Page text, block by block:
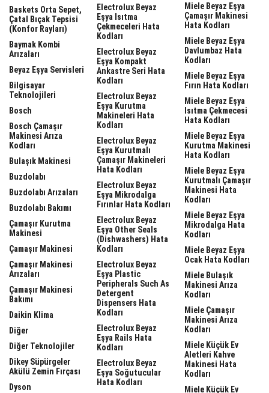
Baskets Orta Sepet,
Çatal Bıçak Tepsisi
(Konfor Rayları)
Baymak Kombi
Arızaları
Beyaz Eşya Servisleri
Bilgisayar
Teknolojileri
Bosch
Bosch Çamaşır
Makinesi Arıza
Kodları
Bulaşık Makinesi
Buzdolabı
Buzdolabı Arızaları
Buzdolabı Bakımı
Çamaşır Kurutma
Makinesi
Çamaşır Makinesi
Çamaşır Makinesi
Arızaları
Çamaşır Makinesi
Bakımı
Daikin Klima
Diğer
Diğer Teknolojiler
Dikey Süpürgeler
Akülü Zemin Fırçası
Dyson
Electrolux Beyaz
Eşya Isıtma
Çekmeceleri Hata
Kodları
Electrolux Beyaz
Eşya Kompakt
Ankastre Seri Hata
Kodları
Electrolux Beyaz
Eşya Kurutma
Makineleri Hata
Kodları
Electrolux Beyaz
Eşya Kurutmalı
Çamaşır Makineleri
Hata Kodları
Electrolux Beyaz
Eşya Mikrodalga
Fırınlar Hata Kodları
Electrolux Beyaz
Eşya Other Seals
(dishwashers) Hata
Kodları
Electrolux Beyaz
Eşya Plastic
Peripherals Such As
Detergent
Dispensers Hata
Kodları
Electrolux Beyaz
Eşya Rails Hata
Kodları
Electrolux Beyaz
Eşya Soğutucular
Hata Kodları
Miele Beyaz Eşya
Çamaşır Makinesi
Hata Kodları
Miele Beyaz Eşya
Davlumbaz Hata
Kodları
Miele Beyaz Eşya
Fırın Hata Kodları
Miele Beyaz Eşya
Isıtma Çekmecesi
Hata Kodları
Miele Beyaz Eşya
Kurutma Makinesi
Hata Kodları
Miele Beyaz Eşya
Kurutmalı Çamaşır
Makinesi Hata
Kodları
Miele Beyaz Eşya
Mikrodalga Hata
Kodları
Miele Beyaz Eşya
Ocak Hata Kodları
Miele Bulaşık
Makinesi Arıza
Kodları
Miele Çamaşır
Makinesi Arıza
Kodları
Miele Küçük Ev
Aletleri Kahve
Makinesi Hata
Kodları
Miele Küçük Ev